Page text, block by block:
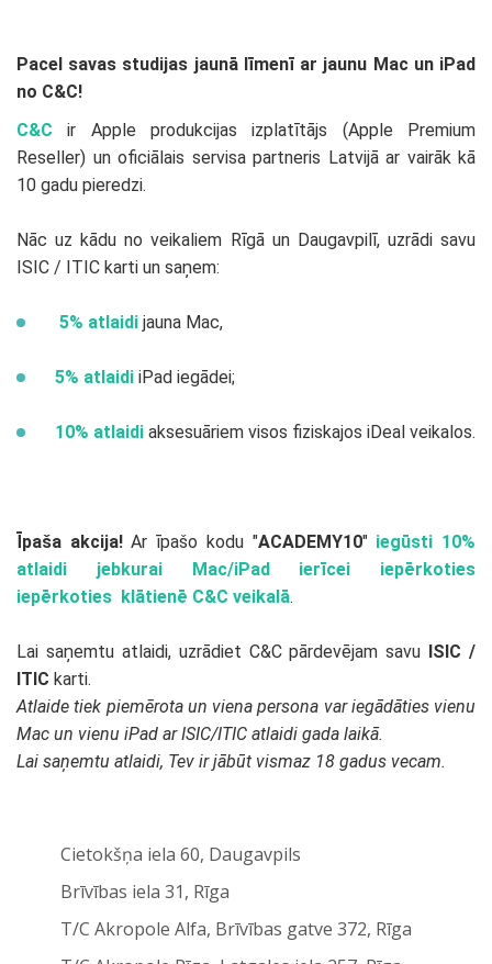
Pacel savas studijas jaunā līmenī ar jaunu Mac un iPad
no C&C!
C&C ir Apple produkcijas izplatītājs (Apple Premium
Reseller) un oficiālais servisa partneris Latvijā ar vairāk kā
10 gadu pieredzi.
Nāc uz kādu no veikaliem Rīgā un Daugavpilī, uzrādi savu
ISIC / ITIC karti un saņem:
5% atlaidi jauna Mac,
5% atlaidi iPad iegādei;
10% atlaidi aksesuāriem visos fiziskajos iDeal veikalos.
Īpaša akcija!Ar īpašo kodu "ACADEMY10"iegūsti 10%
atlaidi jebkurai Mac/iPad ierīcei iepērkoties
iepērkoties klātienē C&C veikalā.
Lai saņemtu atlaidi, uzrādiet C&C pārdevējam savu ISIC /
ITIC karti.
Atlaide tiek piemērota un viena persona var iegādāties vienu
Mac un vienu iPad ar ISIC/ITIC atlaidi gada laikā.
Lai saņemtu atlaidi, Tev ir jābūt vismaz 18 gadus vecam.
Cietokšņa iela 60, Daugavpils
Brīvības iela 31, Rīga
T/C Akropole Alfa, Brīvības gatve 372, Rīga